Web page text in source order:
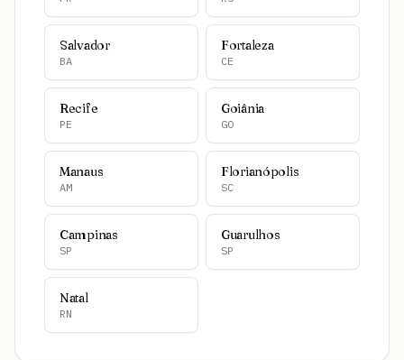
Salvador
BA
Fortaleza
CE
Recife
PE
Goiânia
GO
Manaus
AM
Florianópolis
SC
Campinas
SP
Guarulhos
SP
Natal
RN